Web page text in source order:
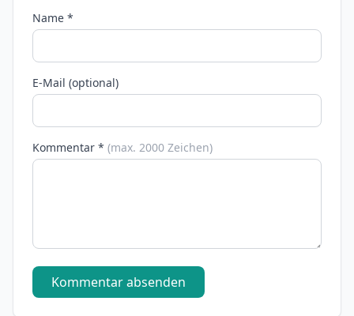
Name *
E-Mail (optional)
Kommentar * (max. 2000 Zeichen)
Kommentar absenden